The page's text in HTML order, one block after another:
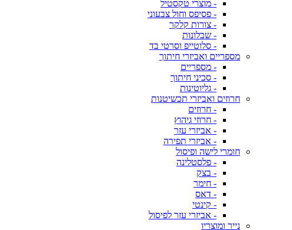
- מוצרי טקסטיל
- פסיפס וחול צבעוני
- צורות קלקר
- שבלונות
- סלוטייפ וסרטי בד
מספריים ואביזרי חיתוך
- מספריים
- סכיני חיתוך
- גליוטינות
חרוזים ואביזרי תכשיטנות
- חרוזים
- חרוזי גיהוץ
- אביזרי עזר
- אביזרי תפירה
חומרי לישה ופיסול
- פלסטלינה
- בצק
- חימר
- דאס
- קינטי
- אביזרי עזר לפיסול
נייר ומוצריו